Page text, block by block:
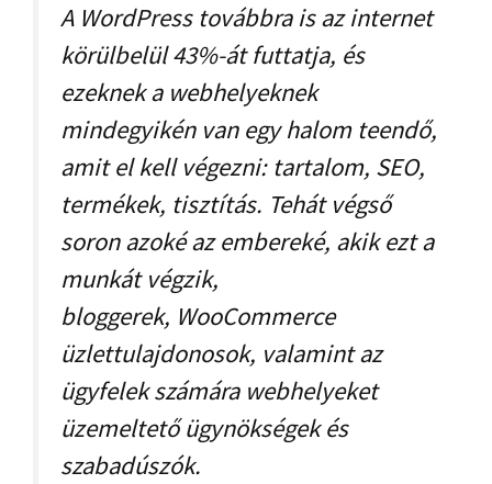
A WordPress továbbra is az internet
körülbelül 43%-át futtatja, és
ezeknek a webhelyeknek
mindegyikén van egy halom teendő,
amit el kell végezni: tartalom, SEO,
termékek, tisztítás. Tehát végső
soron azoké az embereké, akik ezt a
munkát végzik,
bloggerek, WooCommerce
üzlettulajdonosok, valamint az
ügyfelek számára webhelyeket
üzemeltető ügynökségek és
szabadúszók.